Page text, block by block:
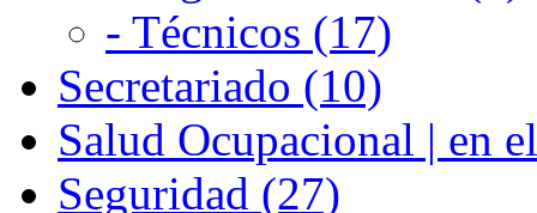
- Técnicos (17)
Secretariado (10)
Salud Ocupacional | en
Seguridad (27)